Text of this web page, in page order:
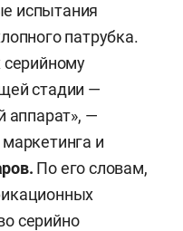
испытания
патрубка.
серийному
стадии —
аппарат», —
и
По его словам,
серийно